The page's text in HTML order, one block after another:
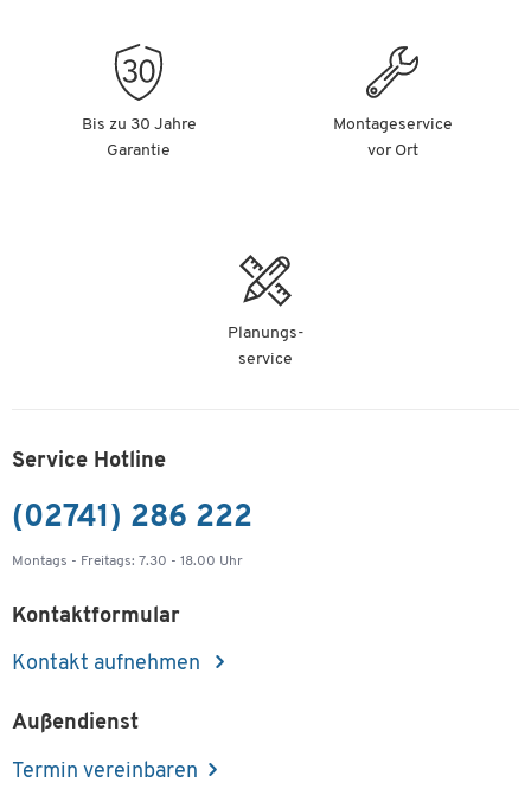
Bis zu 30 Jahre
Garantie
Montageservice
vor Ort
Planungs-
service
Service Hotline
(02741) 286 222
Montags - Freitags: 7.30 - 18.00 Uhr
Kontaktformular
Kontakt aufnehmen
Außendienst
Termin vereinbaren